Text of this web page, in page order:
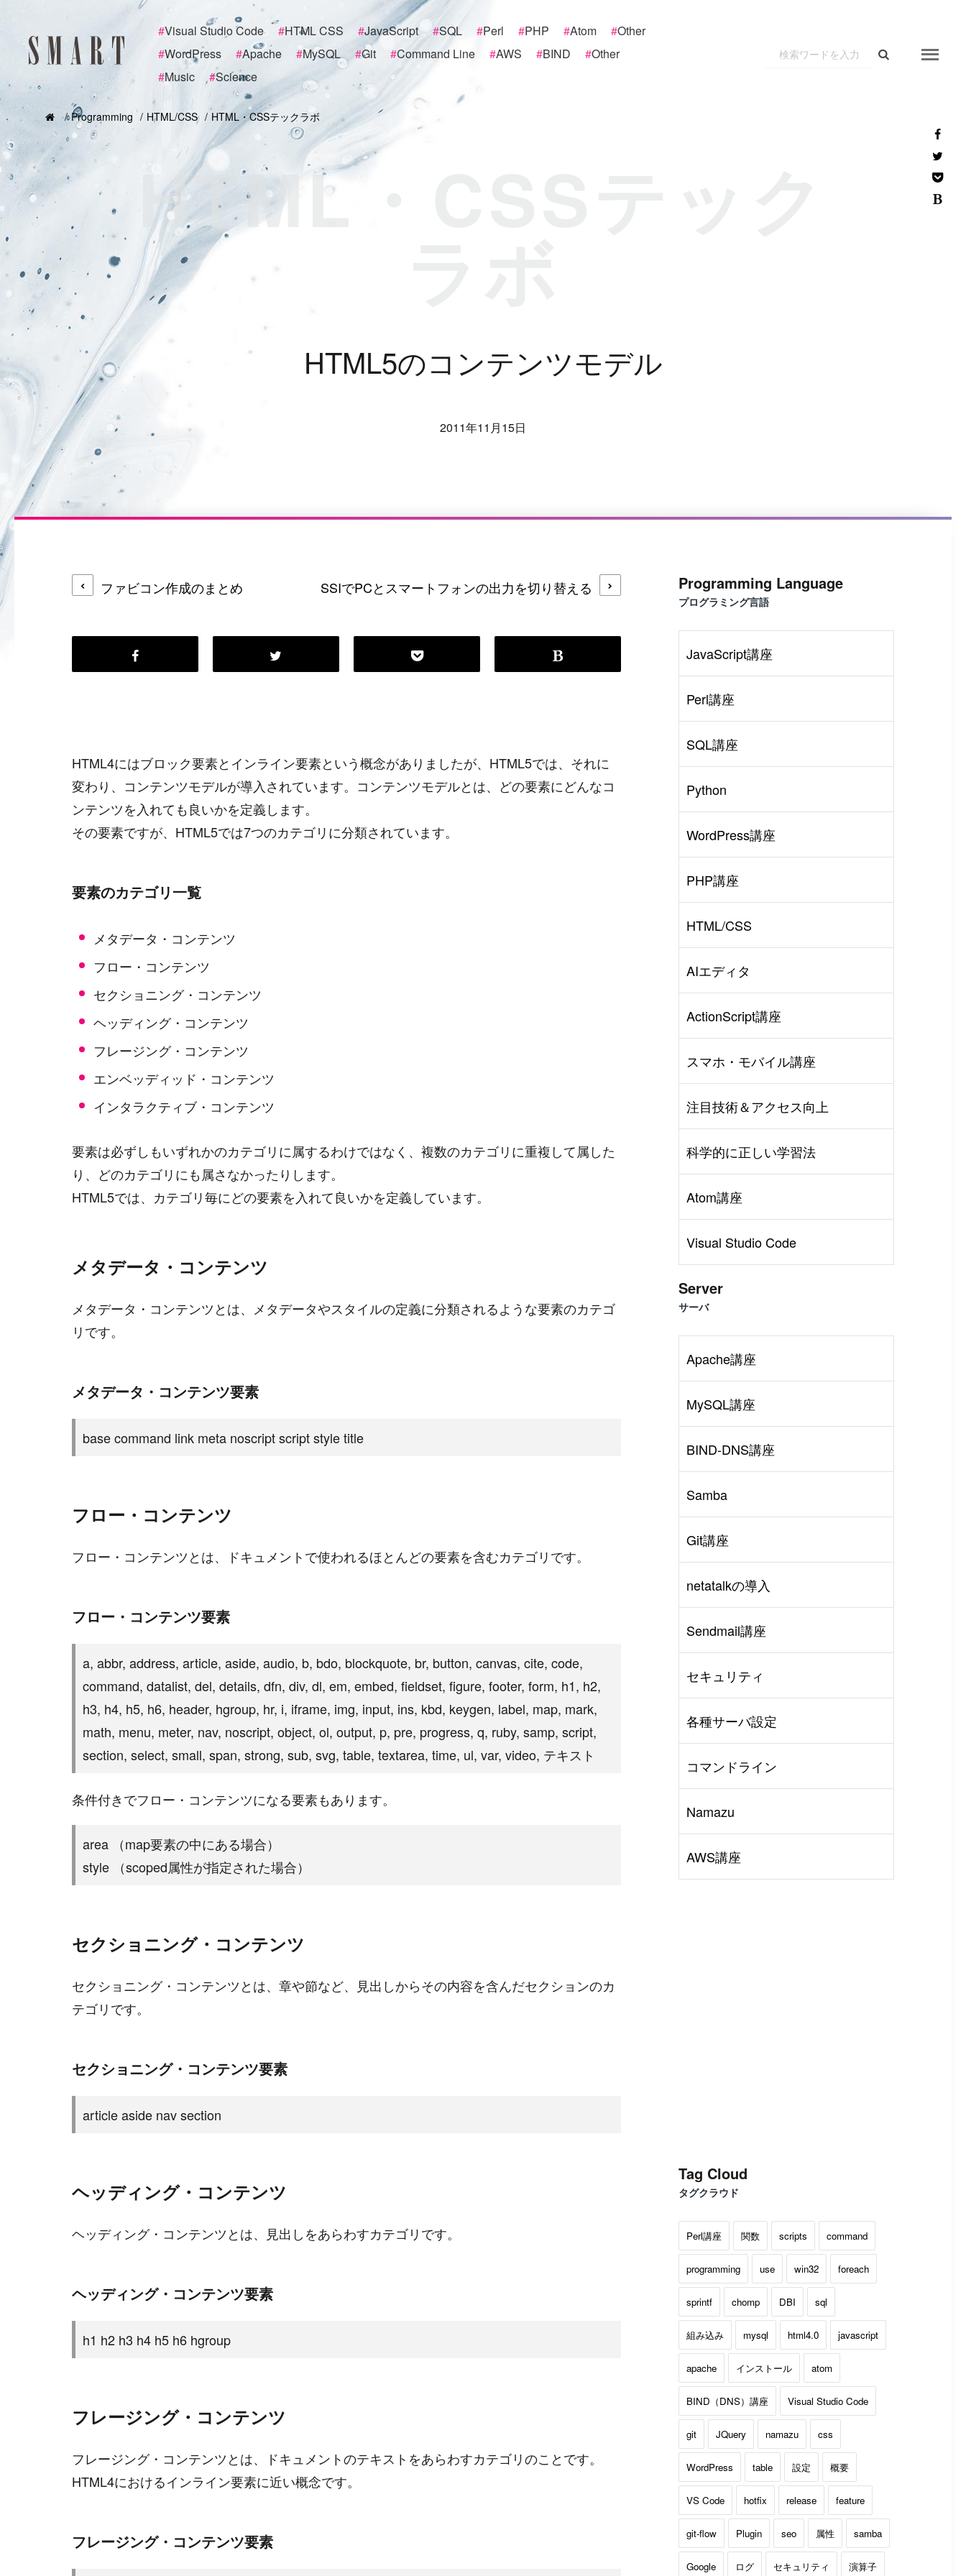
#Visual Studio Code #HTML CSS #JavaScript #SQL #Perl #PHP #Atom #Other
#WordPress #Apache #MySQL #Git #Command Line #AWS #BIND #Other
#Music #Science
#Visual Studio Code # HTML CSS #JavaScript #SQL #PHP
#BIND
Blog
#Music #Science
Programming HTML/CSS HTML・CSSテックラボ
HTML・CSSテック
HTML5のコ ンテンツモデル
2011年11月15日
ファビコン作成のまとめ SSIでPCとスマートフォンの出力を切り替える
HTML4にはブロック要素とインライン要素という概念がありましたが、HTML5では、それに
変わり、コンテンツモデルが導入されています。コンテンツモデルとは、どの要素にどんなコ
ンテンツを入れても良いかを定義します。
その要素ですが、HTML5では7つのカテゴリに分類されています。
要素のカテゴリ一覧
メタデータ・コンテンツ
フロー・コンテンツ
セクショニング・コンテンツ
ヘッディング・コンテンツ
フレージング・コンテンツ
エンベッディッド・コンテンツ
インタラクティブ・コンテンツ
要素は必ずしもいずれかのカテゴリに属するわけではなく、複数のカテゴリに重複して属した
り、どのカテゴリにも属さなかったりします。
HTML5では、カテゴリ毎にどの要素を入れて良いかを定義しています。
メタデータ・コンテンツ
メタデータ・コンテンツとは、メタデータやスタイルの定義に分類されるような要素のカテゴ
リです。
メタデータ・コンテンツ要素
base command link meta noscript script style title
フロー・コンテンツ
フロー・コンテンツとは、ドキュメントで使われるほとんどの要素を含むカテゴリです。
フロー・コンテンツ要素
a, abbr, address, article, aside, audio, b, bdo, blockquote, br, button, canvas, cite, code,
command, datalist, del, details, dfn, div, dl, em, embed, fieldset, figure, footer, form, h1, h2,
h3, h4, h5, h6, header, hgroup, hr, i, iframe, img, input, ins, kbd, keygen, label, map, mark,
math, menu, meter, nav, noscript, object, ol, output, p, pre, progress, q, ruby, samp, script,
section, select, small, span, strong, sub, svg, table, textarea, time, ul, var, video, テキスト
条件付きでフロー・コンテンツになる要素もあります。
area （map要素の中にある場合）
style （scoped属性が指定された場合）
セクショニング・コンテンツ
セクショニング・コンテンツとは、章や節など、見出しからその内容を含んだセクションのカ
テゴリです。
セクショニング・コンテンツ要素
article aside nav section
ヘッディング・コンテンツ
ヘッディング・コンテンツとは、見出しをあらわすカテゴリです。
ヘッディング・コンテンツ要素
h1 h2 h3 h4 h5 h6 hgroup
フレージング・コンテンツ
フレージング・コンテンツとは、ドキュメントのテキストをあらわすカテゴリのことです。
HTML4におけるインライン要素に近い概念です。
フレージング・コンテンツ要素
Programming Language
プログラミング言語
JavaScript講座
Perl講座
SQL講座
Python
WordPress講座
PHP講座
HTML/CSS
AIエディタ
ActionScript講座
スマホ・モバイル講座
注目技術＆アクセス向上
科学的に正しい学習法
Atom講座
Visual Studio Code
Server
サーバ
Apache講座
MySQL講座
BIND-DNS講座
Samba
Git講座
netatalkの導入
Sendmail講座
セキュリティ
各種サーバ設定
コマンドライン
Namazu
AWS講座
Tag Cloud
タグクラウド
Perl講座 関数 scripts command
programming use win32 foreach
sprintf chomp DBI sql
組み込み mysql html4.0 javascript
apache インストール atom
BIND（DNS）講座 Visual Studio Code
git JQuery namazu css
WordPress table 設定 概要
VS Code hotfix release feature
git-flow Plugin seo 属性 samba
Google ログ セキュリティ 演算子